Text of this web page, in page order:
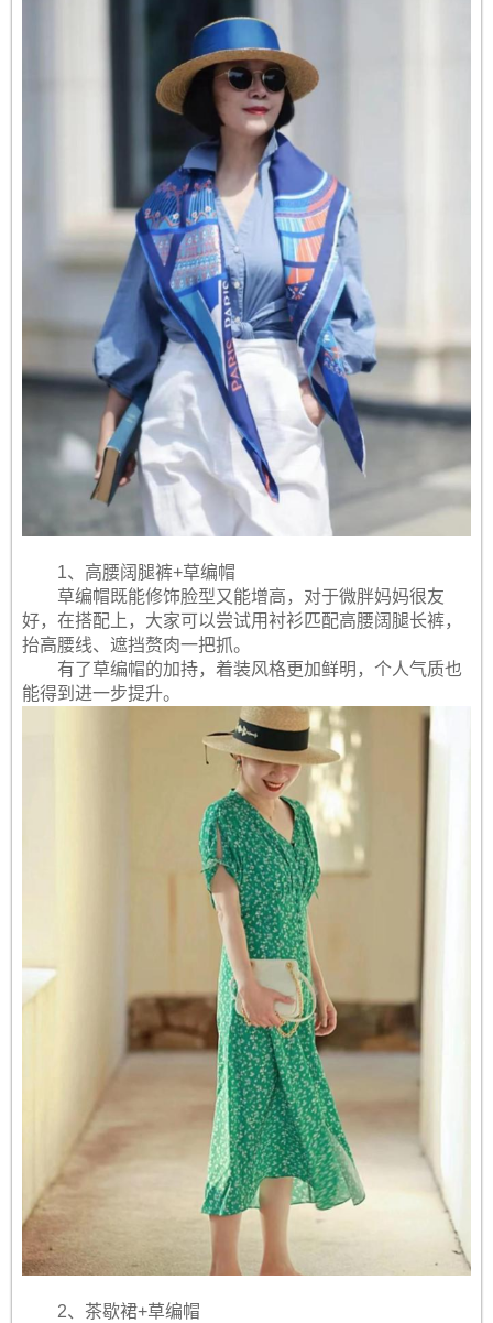
1、高腰阔腿裤+草编帽
草编帽既能修饰脸型又能增高，对于微胖妈妈很友
好，在搭配上，大家可以尝试用衬衫匹配高腰阔腿长裤，
抬高腰线、遮挡赘肉一把抓。
有了草编帽的加持，着装风格更加鲜明，个人气质也
能得到进一步提升。
2、茶歇裙+草编帽